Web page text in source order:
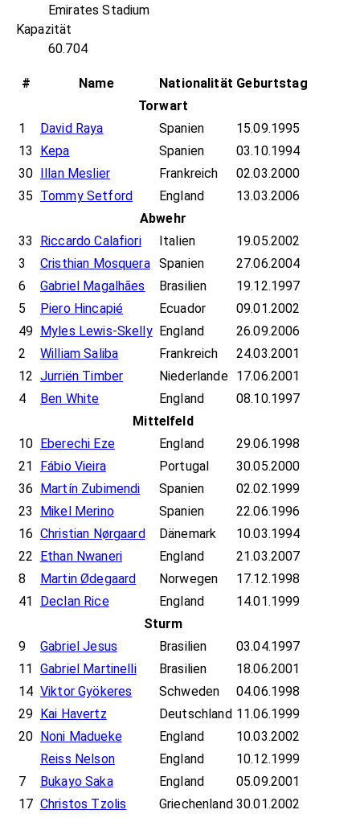
Emirates Stadium
Kapazität
60.704
# Name Nationalität Geburtstag
Torwart
1
David Raya Spanien
15.09.1995
13
Kepa Spanien
03.10.1994
30
Illan Meslier Frankreich
02.03.2000
35 Tommy Setford England
13.03.2006
Abwehr
33
Riccardo Calafiori Italien
19.05.2002
3
Cristhian Mosquera Spanien
27.06.2004
6
Gabriel Magalhães Brasilien
19.12.1997
5
Piero Hincapié Ecuador
09.01.2002
49
Myles Lewis-Skelly England
26.09.2006
2
William Saliba Frankreich
24.03.2001
12 Jurriën Timber Niederlande 17.06.2001
4
Ben White England
08.10.1997
Mittelfeld
10
Eberechi Eze England
29.06.1998
21
Fábio Vieira Portugal
30.05.2000
36
Martín Zubimendi Spanien
02.02.1999
23
Mikel Merino Spanien
22.06.1996
16 Christian Nørgaard Dänemark
10.03.1994
22
Ethan Nwaneri England
21.03.2007
8
Martin Ødegaard Norwegen
17.12.1998
41
Declan Rice England
14.01.1999
Sturm
9
Gabriel Jesus Brasilien
03.04.1997
11
Gabriel Martinelli Brasilien
18.06.2001
14 Viktor Gyökeres Schweden
04.06.1998
29
Kai Havertz Deutschland 11.06.1999
20
Noni Madueke England
10.03.2002
Reiss Nelson
England
10.12.1999
7
Bukayo Saka England
05.09.2001
17 Christos Tzolis Griechenland 30.01.2002